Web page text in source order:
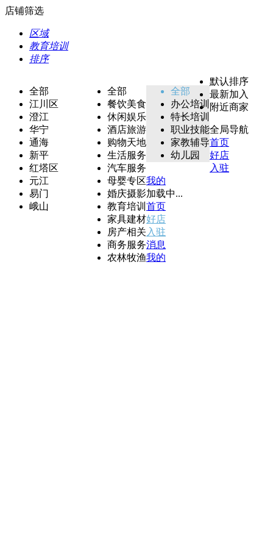
店铺筛选
区域
教育培训
排序
全部
江川区
澄江
华宁
通海
新平
红塔区
元江
易门
峨山
全部
餐饮美食
休闲娱乐
酒店旅游
购物天地
生活服务
汽车服务
母婴专区
婚庆摄影
教育培训
家具建材
房产相关
商务服务
农林牧渔
全部
办公培训
特长培训
职业技能
家教辅导
幼儿园
默认排序
最新加入
附近商家
全局导航
首页
好店
入驻
我的
加载中...
首页
好店
入驻
消息
我的